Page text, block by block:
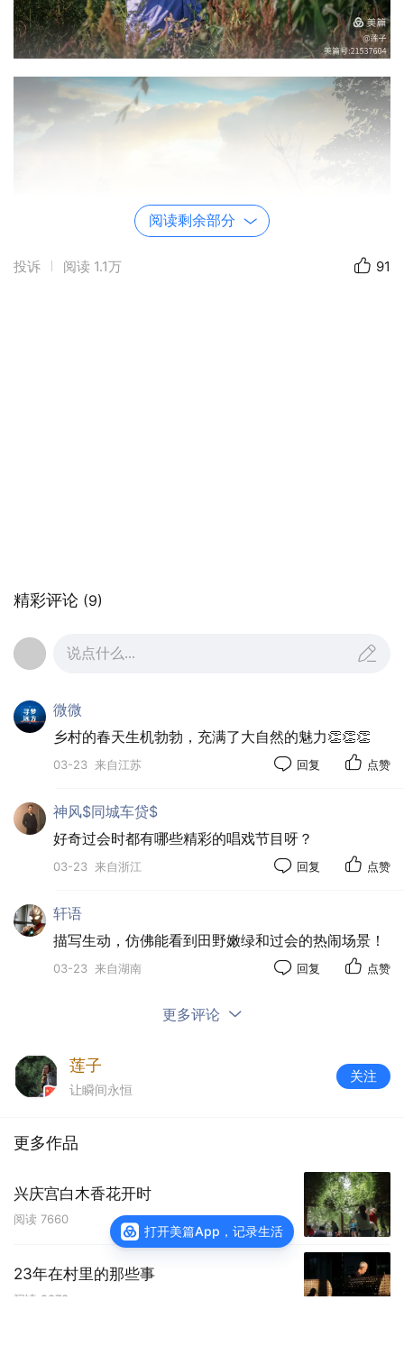
火气十足。十里八乡的人们都会来凑热闹。
阅读剩余部分
投诉 阅读 1.1万 91
精彩评论 (9)
说点什么...
微微
乡村的春天生机勃勃，充满了大自然的魅力👏👏👏
03-23 来自江苏 回复 点赞
神风$同城车贷$
好奇过会时都有哪些精彩的唱戏节目呀？
03-23 来自浙江 回复 点赞
轩语
描写生动，仿佛能看到田野嫩绿和过会的热闹场景！
03-23 来自湖南 回复 点赞
更多评论
莲子
让瞬间永恒
关注
更多作品
兴庆宫白木香花开时
阅读 7660
23年在村里的那些事
阅读 9878
打开美篇App，记录生活